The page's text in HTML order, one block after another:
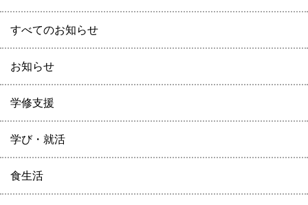
すべてのお知らせ
お知らせ
学修支援
学び・就活
食生活